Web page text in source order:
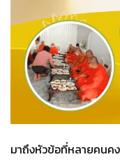
มาถึงหัวข้อที่หลายคนค